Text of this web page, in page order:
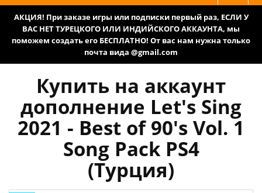
АКЦИЯ! При заказе игры или подписки первый раз, ЕСЛИ У
ВАС НЕТ ТУРЕЦКОГО ИЛИ ИНДИЙСКОГО АККАУНТА, мы
поможем создать его БЕСПЛАТНО! От вас нам нужна только
почта вида @gmail.com
Купить на аккаунт
дополнение Let's Sing
2021 - Best of 90's Vol. 1
Song Pack PS4
(Турция)